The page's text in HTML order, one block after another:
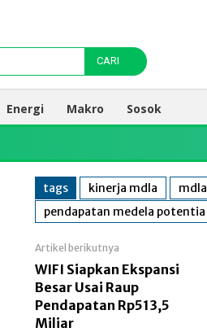
CARI
Energi Makro Sosok
tags kinerja mdla mdla
pendapatan medela potentia
Artikel berikutnya
WIFI Siapkan Ekspansi
Besar Usai Raup
Pendapatan Rp513,5
Miliar